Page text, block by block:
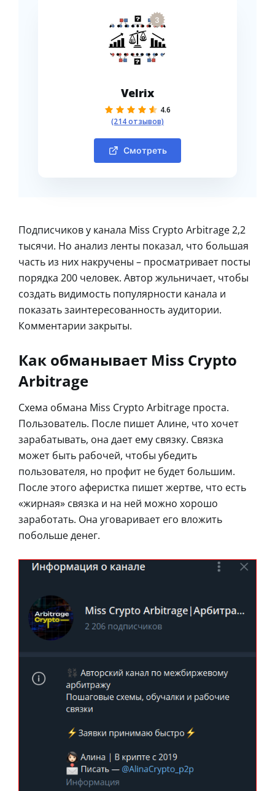
3
Velrix
4.6
(214 отзывов)
Смотреть
Подписчиков у канала Miss Crypto Arbitrage 2,2
тысячи. Но анализ ленты показал, что большая
часть из них накручены – просматривает посты
порядка 200 человек. Автор жульничает, чтобы
создать видимость популярности канала и
показать заинтересованность аудитории.
Комментарии закрыты.
Как обманывает Miss Crypto
Arbitrage
Схема обмана Miss Crypto Arbitrage проста.
Пользователь. После пишет Алине, что хочет
зарабатывать, она дает ему связку. Связка
может быть рабочей, чтобы убедить
пользователя, но профит не будет большим.
После этого аферистка пишет жертве, что есть
«жирная» связка и на ней можно хорошо
заработать. Она уговаривает его вложить
побольше денег.